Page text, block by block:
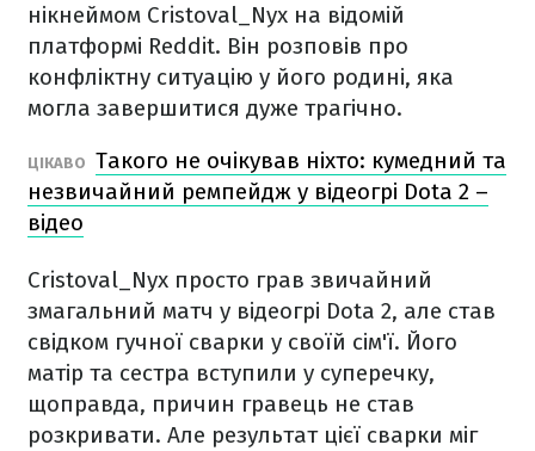
нікнеймом Cristoval_Nyx на відомій
платформі Reddit. Він розповів про
конфліктну ситуацію у його родині, яка
могла завершитися дуже трагічно.
ЦІКАВО Такого не очікував ніхто: кумедний та
незвичайний ремпейдж у відеогрі Dota 2 –
відео
Cristoval_Nyx просто грав звичайний
змагальний матч у відеогрі Dota 2, але став
свідком гучної сварки у своїй сім'ї. Його
матір та сестра вступили у суперечку,
щоправда, причин гравець не став
розкривати. Але результат цієї сварки міг